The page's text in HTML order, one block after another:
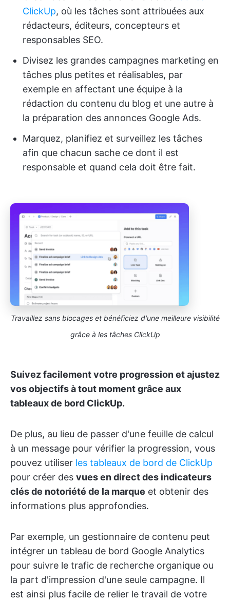
ClickUp, où les tâches sont attribuées aux
rédacteurs, éditeurs, concepteurs et
responsables SEO.
Divisez les grandes campagnes marketing en
tâches plus petites et réalisables, par
exemple en affectant une équipe à la
rédaction du contenu du blog et une autre à
la préparation des annonces Google Ads.
Marquez, planifiez et surveillez les tâches
afin que chacun sache ce dont il est
responsable et quand cela doit être fait.
Travaillez sans blocages et bénéficiez d'une meilleure visibilité
grâce à les tâches ClickUp
Suivez facilement votre progression et ajustez
vos objectifs à tout moment grâce aux
tableaux de bord ClickUp.
De plus, au lieu de passer d'une feuille de calcul
à un message pour vérifier la progression, vous
pouvez utiliser les tableaux de bord de ClickUp
pour créer des vues en direct des indicateurs
clés de notoriété de la marque et obtenir des
informations plus approfondies.
Par exemple, un gestionnaire de contenu peut
intégrer un tableau de bord Google Analytics
pour suivre le trafic de recherche organique ou
la part d'impression d'une seule campagne. Il
est ainsi plus facile de relier le travail de votre